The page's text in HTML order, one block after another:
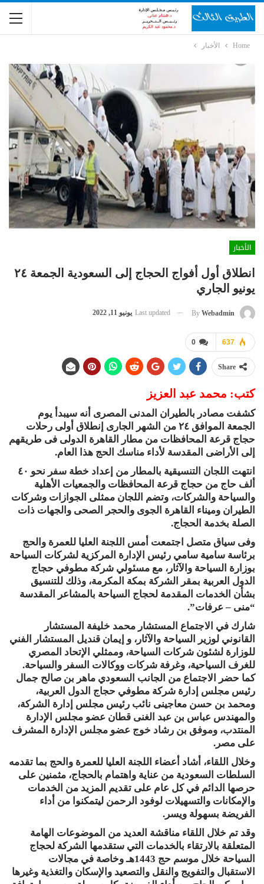
Home الأخبار
الأخبار
انطلاق أول أفواج الحجاج إلى السعودية الجمعة ٢٤
يونيو الجاري
By Webadmin
Last updated يونيو 11, 2022
0 637
Share
كتب: محمد عبد العزيز
كشفت مصادر بالطيران المدنى المصرى أنه سيبدأ يوم
الجمعة الموافق ٢٤ من الشهر الجارى إنطلاق أولى رحلات
حجاج قرعة المحافظات من مطار القاهرة الدولى فى طريقهم
إلى الأراضى المقدسة لأداء مناسك الحج هذا العام.
انتهت اللجان التنسيقية بالمطار من إعداد خطة سفر نحو ٤٠
ألف حاج من حجاج قرعة المحافظات والجمعيات الأهلية
والسياحة والشركات، وتضم اللجان ممثلى الجوازات وشركات
الطيران وميناء القاهرة الجوى والحجر الصحى والجهات ذات
الصلة بخدمة الحجاج.
وفى سياق متصل اجتمعت أمس اللجنة العليا للعمرة والحج
برئاسة سامية سامي رئيس الإدارة المركزية لشركات السياحة
بوزارة السياحة والآثار، مع مسئولي شركة مطوفي حجاج
الدول العربية بمقر الشركة بمكة المكرمة، وذلك للتنسيق
بشأن الخدمات المقدمة لحجاج السياحة بالمشاعر المقدسة
“منى – عرفات”.
شارك في الاجتماع المستشار محمد خليفة المستشار
القانوني لوزير السياحة والآثار، و إيمان قنديل المستشار الفني
للوزارة لشئون شركات السياحة، وممثلي الإتحاد المصري
للغرف السياحية، وغرفة شركات ووكالات السفر والسياحة.
كما حضر الاجتماع من الجانب السعودي ماهر بن صالح جمال
رئيس مجلس إدارة شركة مطوفي حجاج الدول العربية،
ومحمد بن حسن معاجينى نائب رئيس مجلس إدارة الشركة،
والمهندس عباس بن عبد الغنى قطان عضو مجلس الإدارة
المنتدب، وموفق بن رشاد خوج عضو مجلس الإدارة المشرف
على مصر.
وخلال اللقاء، أشاد أعضاء اللجنة العليا للعمرة والحج بما تقدمه
السلطات السعودية من عناية واهتمام بالحجاج، مثمنين على
حرصها الدائم في كل عام على تقديم المزيد من الخدمات
والإمكانات والتسهيلات لوفود الرحمن ليتمكنوا من أداء
الفريضة بسهولة ويسر.
وقد تم خلال اللقاء مناقشة العديد من الموضوعات الهامة
المتعلقة بالارتقاء بالخدمات التي ستقدمها الشركة لحجاج
السياحة خلال موسم حج 1443هـ وخاصة في مجالات
الاستقبال والتفويج والنقل والتصعيد والإسكان والتغذية وغيرها